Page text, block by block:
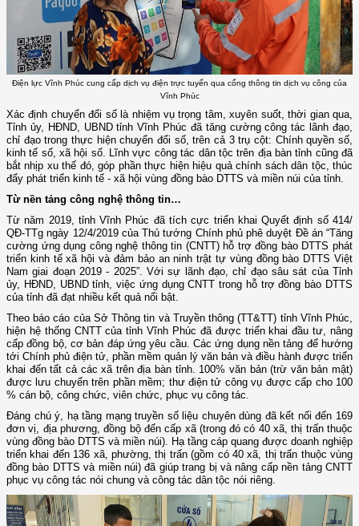
Điện lực Vĩnh Phúc cung cấp dịch vụ điện trực tuyến qua cổng thông tin dịch vụ công của
Vĩnh Phúc
Xác định chuyển đổi số là nhiệm vụ trọng tâm, xuyên suốt, thời gian qua,
Tỉnh ủy, HĐND, UBND tỉnh Vĩnh Phúc đã tăng cường công tác lãnh đạo,
chỉ đạo trong thực hiện chuyển đổi số, trên cả 3 trụ cột: Chính quyền số,
kinh tế số, xã hội số. Lĩnh vực công tác dân tộc trên địa bàn tỉnh cũng đã
bắt nhịp xu thế đó, góp phần thực hiện hiệu quả chính sách dân tộc, thúc
đẩy phát triển kinh tế - xã hội vùng đồng bào DTTS và miền núi của tỉnh.
Từ nền tảng công nghệ thông tin…
Từ năm 2019, tỉnh Vĩnh Phúc đã tích cực triển khai Quyết định số 414/
QĐ-TTg ngày 12/4/2019 của Thủ tướng Chính phủ phê duyệt Đề án “Tăng
cường ứng dụng công nghệ thông tin (CNTT) hỗ trợ đồng bào DTTS phát
triển kinh tế xã hội và đảm bảo an ninh trật tự vùng đồng bào DTTS Việt
Nam giai đoạn 2019 - 2025”. Với sự lãnh đạo, chỉ đạo sâu sát của Tỉnh
ủy, HĐND, UBND tỉnh, việc ứng dụng CNTT trong hỗ trợ đồng bào DTTS
của tỉnh đã đạt nhiều kết quả nổi bật.
Theo báo cáo của Sở Thông tin và Truyền thông (TT&TT) tỉnh Vĩnh Phúc,
hiện hệ thống CNTT của tỉnh Vĩnh Phúc đã được triển khai đầu tư, nâng
cấp đồng bộ, cơ bản đáp ứng yêu cầu. Các ứng dụng nền tảng để hướng
tới Chính phủ điện tử, phần mềm quản lý văn bản và điều hành được triển
khai đến tất cả các xã trên địa bàn tỉnh. 100% văn bản (trừ văn bản mật)
được lưu chuyển trên phần mềm; thư điện tử công vụ được cấp cho 100
% cán bộ, công chức, viên chức, phục vụ công tác.
Đáng chú ý, hạ tầng mạng truyền số liệu chuyên dùng đã kết nối đến 169
đơn vị, địa phương, đồng bộ đến cấp xã (trong đó có 40 xã, thị trấn thuộc
vùng đồng bào DTTS và miền núi). Hạ tầng cáp quang được doanh nghiệp
triển khai đến 136 xã, phường, thị trấn (gồm có 40 xã, thị trấn thuộc vùng
đồng bào DTTS và miền núi) đã giúp trang bị và nâng cấp nền tảng CNTT
phục vụ công tác nói chung và công tác dân tộc nói riêng.